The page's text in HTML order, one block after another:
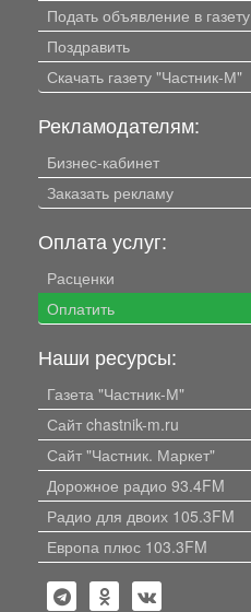
Подать объявление в газету
Поздравить
Скачать газету "Частник-М"
Рекламодателям:
Бизнес-кабинет
Заказать рекламу
Оплата услуг:
Расценки
Оплатить
Наши ресурсы:
Газета "Частник-М"
Сайт chastnik-m.ru
Сайт "Частник. Маркет"
Дорожное радио 93.4FM
Радио для двоих 105.3FM
Европа плюс 103.3FM